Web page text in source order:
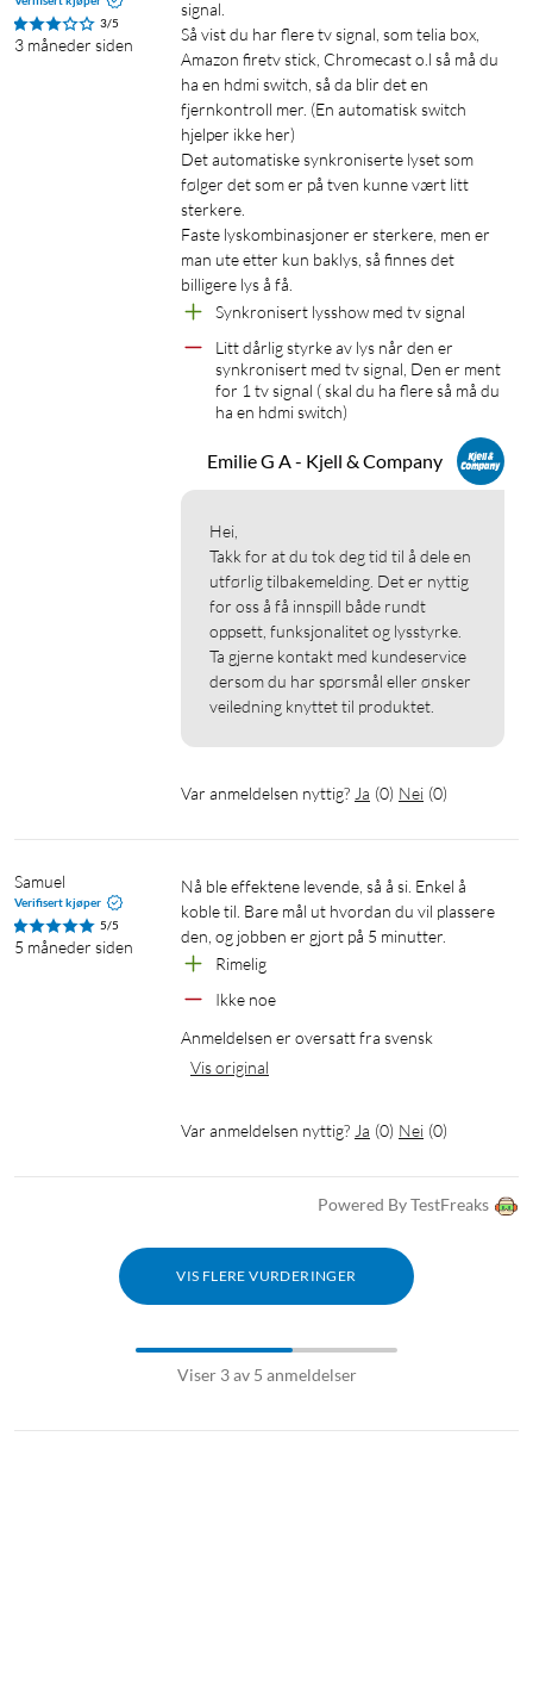
3/5
3 måneder siden
signal.
Så vist du har flere tv signal, som telia box,
Amazon firetv stick, Chromecast o.l så må du
ha en hdmi switch, så da blir det en
fjernkontroll mer. (En automatisk switch
hjelper ikke her)
Det automatiske synkroniserte lyset som
følger det som er på tven kunne vært litt
sterkere.
Faste lyskombinasjoner er sterkere, men er
man ute etter kun baklys, så finnes det
billigere lys å få.
Synkronisert lysshow med tv signal
Litt dårlig styrke av lys når den er
synkronisert med tv signal, Den er ment
for 1 tv signal ( skal du ha flere så må du
ha en hdmi switch)
Emilie G A - Kjell & Company
Hei,
Takk for at du tok deg tid til å dele en
utførlig tilbakemelding. Det er nyttig
for oss å få innspill både rundt
oppsett, funksjonalitet og lysstyrke.
Ta gjerne kontakt med kundeservice
dersom du har spørsmål eller ønsker
veiledning knyttet til produktet.
Var anmeldelsen nyttig? Ja (0) Nei (0)
Samuel
Verifisert kjøper
5/5
5 måneder siden
Nå ble effektene levende, så å si. Enkel å
koble til. Bare mål ut hvordan du vil plassere
den, og jobben er gjort på 5 minutter.
Rimelig
Ikke noe
Anmeldelsen er oversatt fra svensk
Vis original
Var anmeldelsen nyttig? Ja (0) Nei (0)
Powered By TestFreaks
VIS FLERE VURDERINGER
Viser 3 av 5 anmeldelser